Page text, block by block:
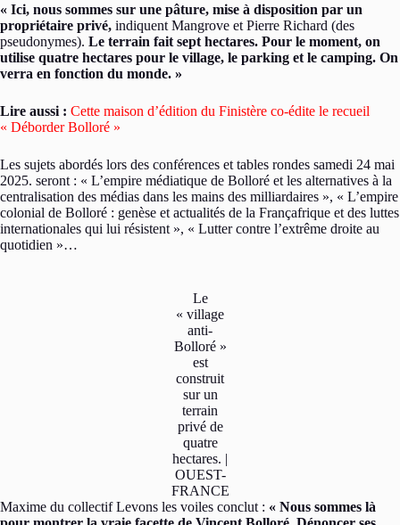
« Ici, nous sommes sur une pâture, mise à disposition par un
propriétaire privé, indiquent Mangrove et Pierre Richard (des
pseudonymes). Le terrain fait sept hectares. Pour le moment, on
utilise quatre hectares pour le village, le parking et le camping. On
verra en fonction du monde. »
Lire aussi : Cette maison d’édition du Finistère co-édite le recueil
« Déborder Bolloré »
Les sujets abordés lors des conférences et tables rondes samedi 24 mai
2025. seront : « L’empire médiatique de Bolloré et les alternatives à la
centralisation des médias dans les mains des milliardaires », « L’empire
colonial de Bolloré : genèse et actualités de la Françafrique et des luttes
internationales qui lui résistent », « Lutter contre l’extrême droite au
quotidien »…
Le
« village
anti-
Bolloré »
est
construit
sur un
terrain
privé de
quatre
hectares. |
OUEST-
FRANCE
Maxime du collectif Levons les voiles conclut : « Nous sommes là